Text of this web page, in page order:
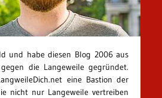
und habe diesen Blog 2006 aus
die Langeweile gegründet.
eine Bastion der
nicht nur Langeweile vertreiben